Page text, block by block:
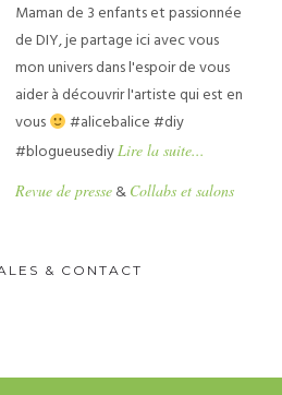
Maman de 3 enfants et passionnée
de DIY, je partage ici avec vous
mon univers dans l'espoir de vous
aider à découvrir l'artiste qui est en
vous
#alicebalice #diy
#blogueusediyLire la suite...
Revue de presse & Collabs et salons
& CONTACT